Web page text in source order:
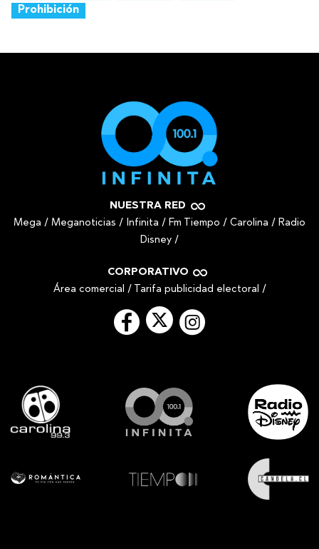
Prohibición
NUESTRA RED
Mega / Meganoticias / Infinita / Fm Tiempo / Carolina / Radio
Disney /
CORPORATIVO
Área comercial / Tarifa publicidad electoral /